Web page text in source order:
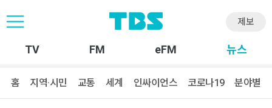
제보
TV FM eFM 뉴스
홈 지역·시민 교통 세계 인싸이언스 코로나19 분야별